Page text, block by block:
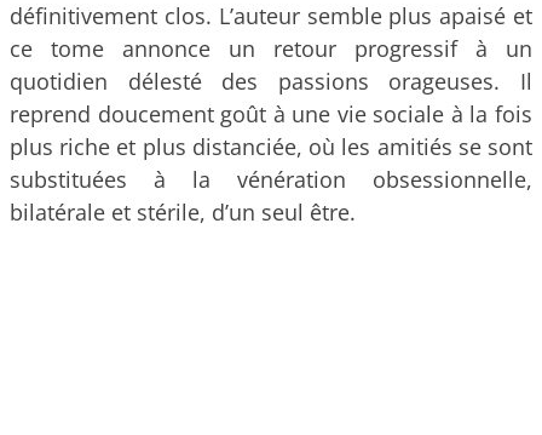
définitivement clos. L’auteur semble plus apaisé et
ce tome annonce un retour progressif à un
quotidien délesté des passions orageuses. Il
reprend doucement goût à une vie sociale à la fois
plus riche et plus distanciée, où les amitiés se sont
substituées à la vénération obsessionnelle,
bilatérale et stérile, d’un seul être.